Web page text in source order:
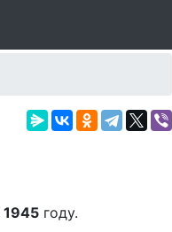
1945 году.